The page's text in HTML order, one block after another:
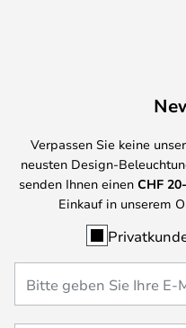
Verpassen Sie keine
neusten Design-
senden Ihnen einen CHF
Einkauf in unserem